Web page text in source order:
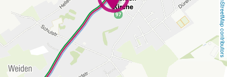
OpenStreetMap contributors